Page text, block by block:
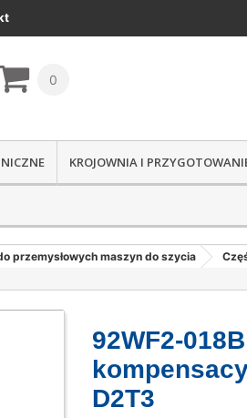
0
KROJOWNIA I
przemysłowych maszyn do szycia
92WF2-
D2T3